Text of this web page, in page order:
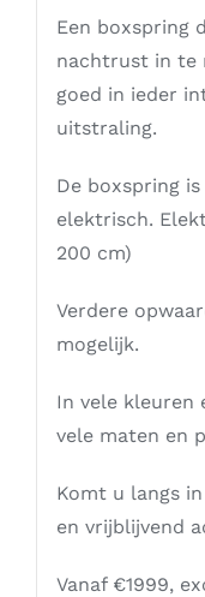
Een boxspring
nachtrust in te
goed in ieder
uitstraling.
De boxspring
elektrisch.
200 cm)
Verdere
mogelijk.
In vele kleuren
vele maten en
Komt u langs
en vrijblijvend
Vanaf €1999,